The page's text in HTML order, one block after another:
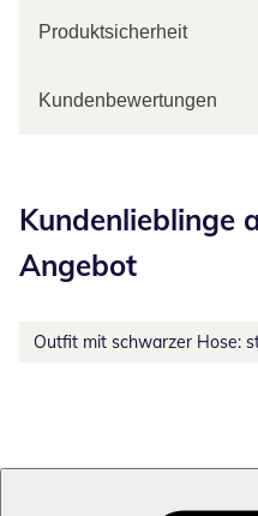
Produktsicherheit
Kundenbewertungen
Kundenlieblinge
Angebot
Outfit mit schwarzer Hose: